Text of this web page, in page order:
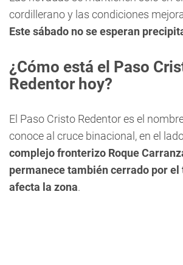
cordillerano y las condiciones
Este sábado no se esperan
¿Cómo está el Paso
Redentor hoy?
El Paso Cristo Redentor es el
conoce al cruce binacional, en el
complejo fronterizo Roque
permanece también cerrado por
afecta la zona.